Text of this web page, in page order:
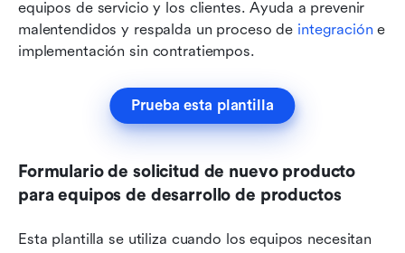
equipos de servicio y los clientes. Ayuda a prevenir
malentendidos y respalda un proceso de integración e
implementación sin contratiempos.
Prueba esta plantilla
Formulario de solicitud de nuevo producto
para equipos de desarrollo de productos
Esta plantilla se utiliza cuando los equipos necesitan